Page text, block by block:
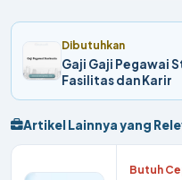
Dibutuhkan
Gaji Gaji Pegawai
Fasilitas dan Karir
Artikel Lainnya yang
Butuh